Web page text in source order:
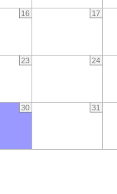
16 17
23 24
30 31